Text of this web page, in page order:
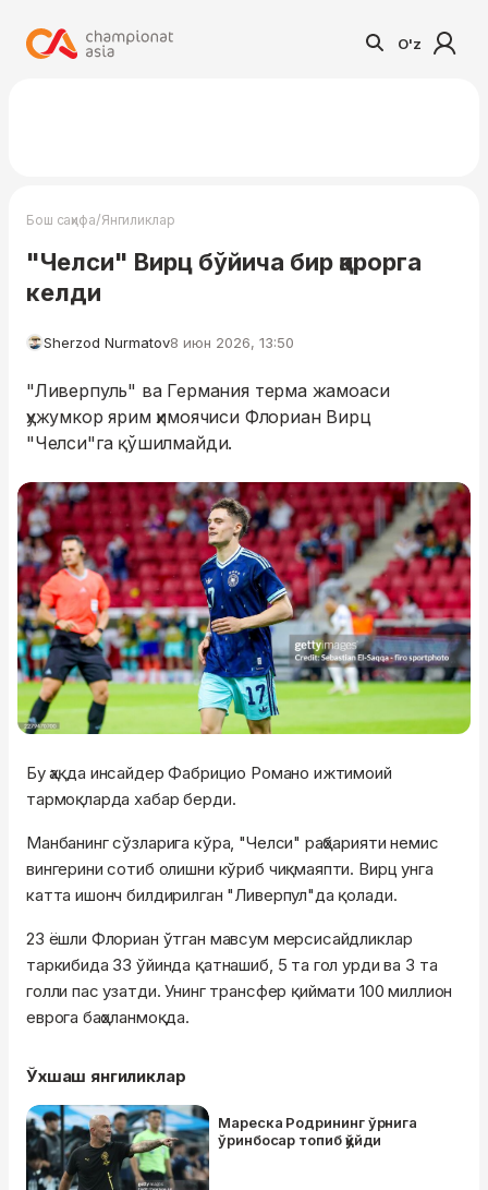
O'z
Бош саҳифа/Янгиликлар
"Челси" Вирц бўйича бир қарорга
келди
Sherzod Nurmatov8 июн 2026, 13:50
"Ливерпуль" ва Германия терма жамоаси
ҳужумкор ярим ҳимоячиси Флориан Вирц
"Челси"га қўшилмайди.
Бу ҳақда инсайдер Фабрицио Романо ижтимоий
тармоқларда хабар берди.
Манбанинг сўзларига кўра, "Челси" раҳбарияти немис
вингерини сотиб олишни кўриб чиқмаяпти. Вирц унга
катта ишонч билдирилган "Ливерпул"да қолади.
23 ёшли Флориан ўтган мавсум мерсисайдликлар
таркибида 33 ўйинда қатнашиб, 5 та гол урди ва 3 та
голли пас узатди. Унинг трансфер қиймати 100 миллион
еврога баҳоланмоқда.
Ўхшаш янгиликлар
Мареска Родрининг ўрнига
ўринбосар топиб қўйди